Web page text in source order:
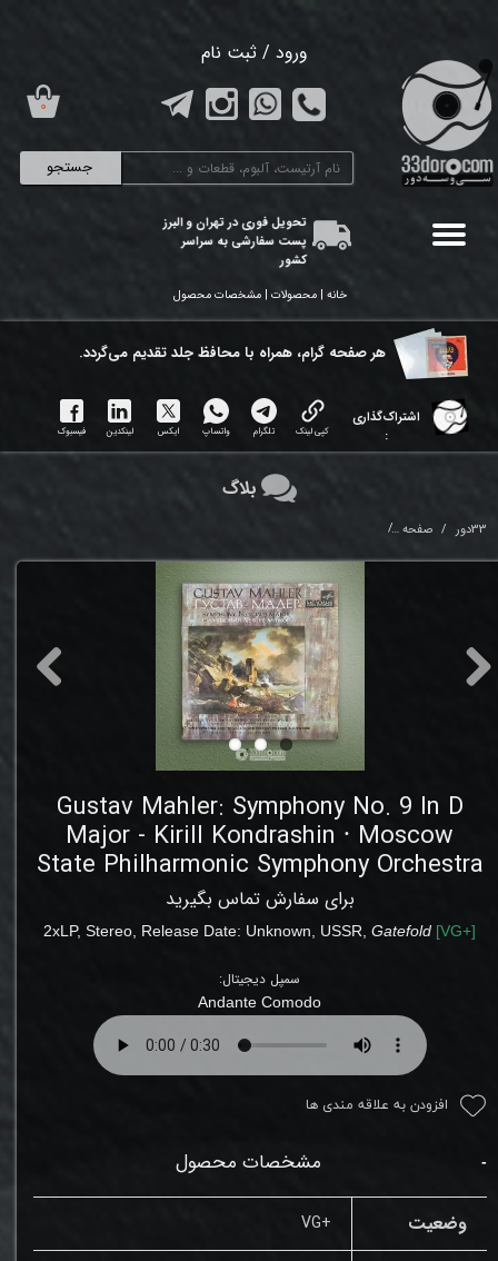
جستجو
ورود / ثبت نام
تغییر گذر واژه
سفارشات
تحویل فوری در تهران و البرز
پست سفارشی به سراسر
کشور
۰
خانه | محصولات | مشخصات محصول
هر ​صفحه گرام، همراه با محافظ جلد تقدیم می‌گردد.
اشتراک‌گذاری
:
کپی لینک تلگرام واتساپ ایکس لینکدین فیسبوک
33دور صفحه
Gustav Mahler: Symphony No. 9 In D
Major - Kirill Kondrashin ⸱ Moscow
State Philharmonic Symphony Orchestra
برای سفارش تماس بگیرید
2xLP, Stereo, Release Date: Unknown USSR,Gatefold [VG+]
سمپل دیجیتال:
Andante Comodo
افزودن به علاقه مندی ها
مشخصات محصول
وضعیت +VG
بلاگ